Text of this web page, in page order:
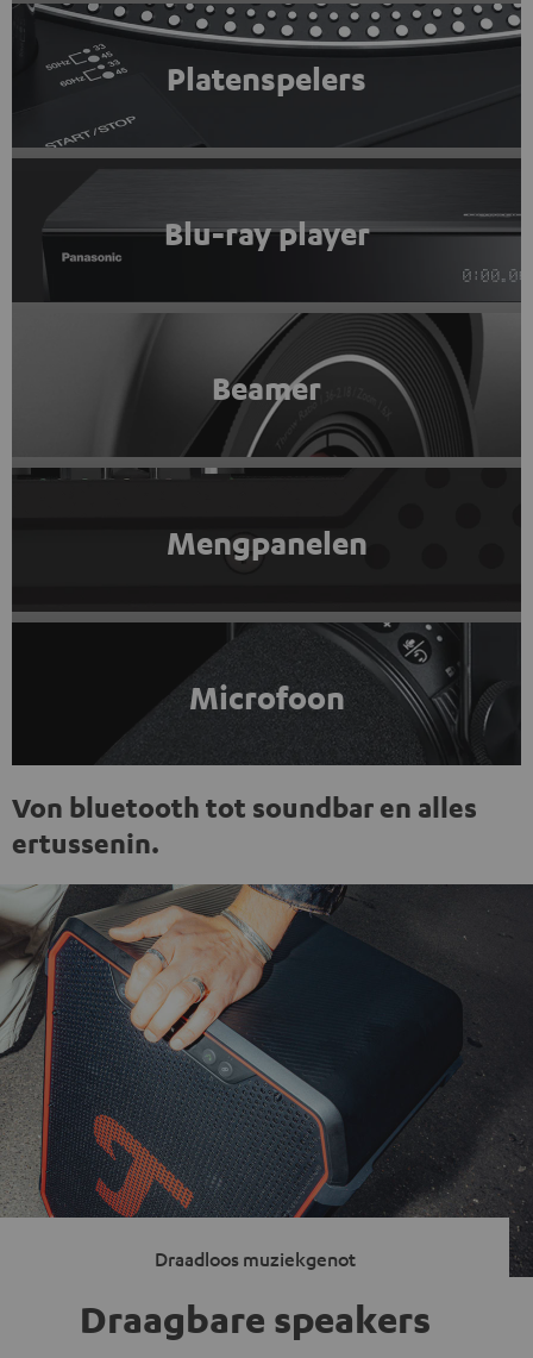
Platenspelers
Blu-ray player
Beamer
Mengpanelen
Microfoon
Von bluetooth tot soundbar en alles
ertussenin.
Draadloos muziekgenot
Draagbare speakers